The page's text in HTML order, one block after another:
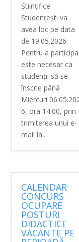
Științifice
Studențești va
avea loc pe data
de 19.05.2026.
Pentru a
este necesar ca
studenții să se
înscrie până
Miercuri
6, ora 14:00, prin
trimiterea unui e-
mail la...
CALENDAR
CONCURS
OCUPARE
POSTURI
DIDACTICE
VACANTE PE